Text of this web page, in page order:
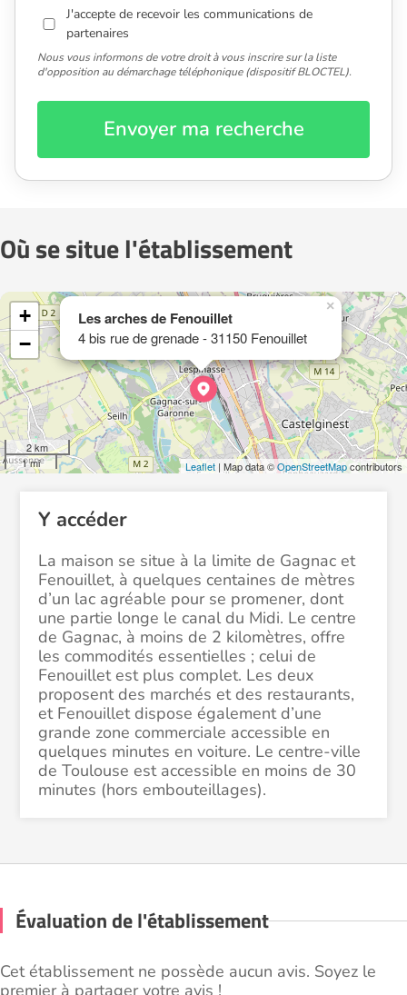
J'accepte de recevoir les communications de
partenaires
Nous vous informons de votre droit à vous inscrire sur la liste
d'opposition au démarchage téléphonique (dispositif BLOCTEL).
Envoyer ma recherche
Où se situe l'établissement
Les arches de Fenouillet
4 bis rue de grenade - 31150 Fenouillet
×
+
−
2 km
1 mi
Leaflet | Map data ©OpenStreetMapcontributors
Y accéder
La maison se situe à la limite de Gagnac et
Fenouillet, à quelques centaines de mètres
d’un lac agréable pour se promener, dont
une partie longe le canal du Midi. Le centre
de Gagnac, à moins de 2 kilomètres, offre
les commodités essentielles ; celui de
Fenouillet est plus complet. Les deux
proposent des marchés et des restaurants,
et Fenouillet dispose également d’une
grande zone commerciale accessible en
quelques minutes en voiture. Le centre-ville
de Toulouse est accessible en moins de 30
minutes (hors embouteillages).
Évaluation de l'établissement
Cet établissement ne possède aucun avis. Soyez le